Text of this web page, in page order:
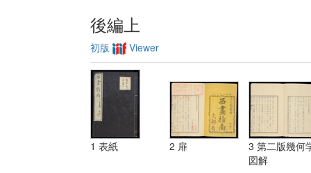
後編上
初版 Viewer
1 表紙 2 扉
3 第二版幾何
図解